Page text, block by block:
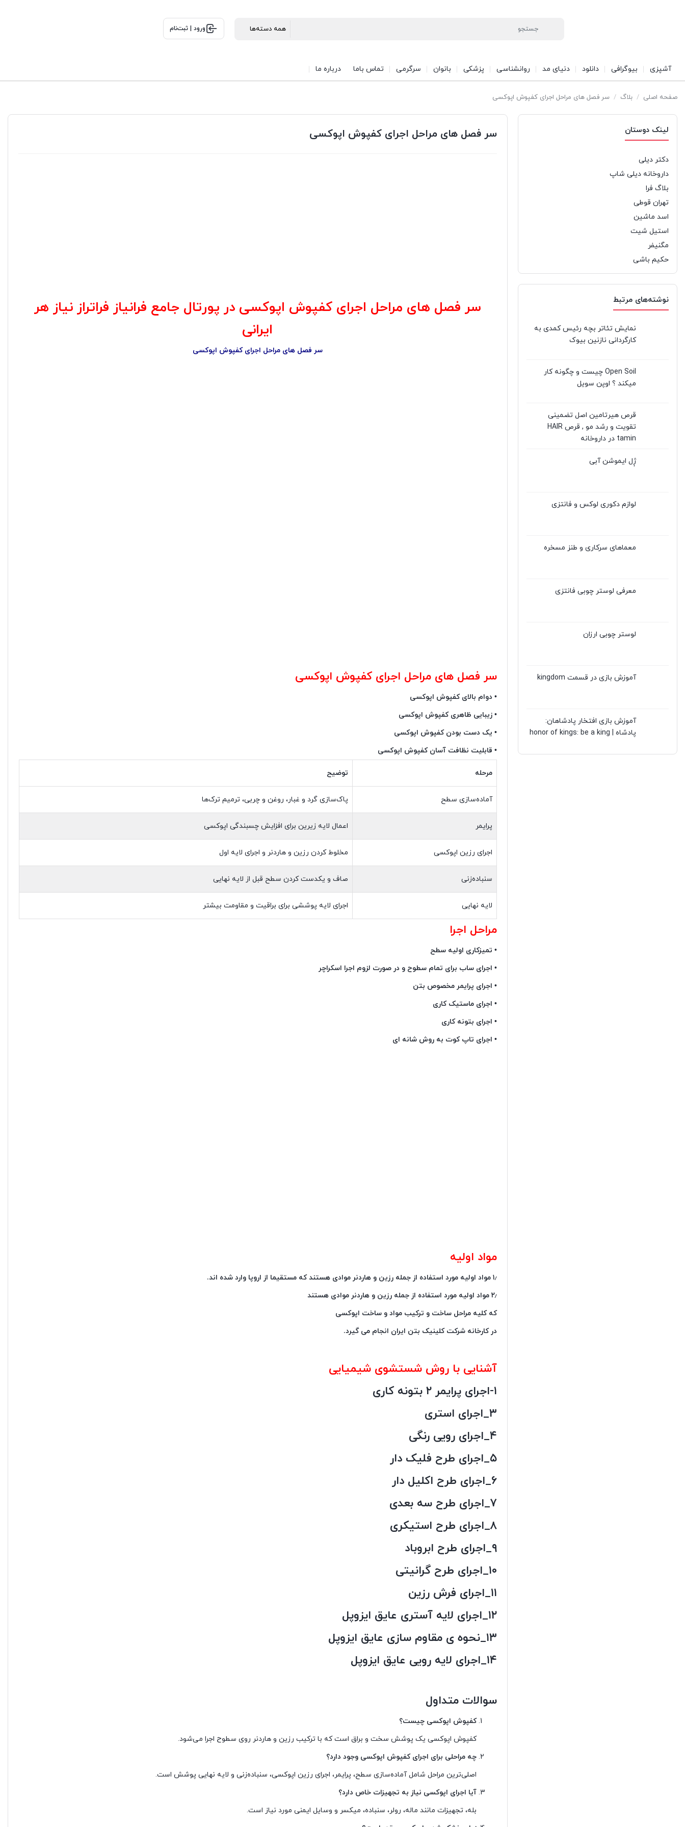
ورود | ثبت‌نام
آشپزی بیوگرافی دانلود دنیای مد روانشناسی پزشکی بانوان سرگرمی تماس باما درباره ما
صفحه اصلی / بلاگ / سر فصل های مراحل اجرای کفپوش اپوکسی
لینک دوستان
دکتر دیلی
داروخانه دیلی شاپ
بلاگ فرا
تهران قوطی
اسد ماشین
استیل شیت
مگنیفر
حکیم باشی
نوشته‌های مرتبط
نمایش تئاتر بچه رئیس کمدی به
کارگردانی نازنین بیوک
Open Soil چیست و چگونه کار
میکند ؟ اوپن سویل
قرص هیرتامین اصل تضمینی
تقویت و رشد مو , قرص HAIR
tamin در داروخانه
ژٖل ایموشن آبی
لوازم دکوری لوکس و فانتزی
معماهای سرکاری و طنز مسخره
معرفی لوستر چوبی فانتزی
لوستر چوبی ارزان
آموزش بازی در قسمت kingdom
آموزش بازی افتخار پادشاهان:
پادشاه | honor of kings: be a king
سر فصل های مراحل اجرای کفپوش اپوکسی
سر فصل های مراحل اجرای کفپوش اپوکسی در پورتال جامع فرانیاز فراتراز نیاز هر
ایرانی
سر فصل های مراحل اجرای کفپوش اپوکسی
سر فصل های مراحل اجرای کفپوش اپوکسی
• دوام بالای کفپوش اپوکسی
• زیبایی ظاهری کفپوش اپوکسی
• یک دست بودن کفپوش اپوکسی
• قابلیت نظافت آسان کفپوش اپوکسی
مرحله توضیح
آماده‌سازی سطح پاک‌سازی گرد و غبار، روغن و چربی، ترمیم ترک‌ها
پرایمر اعمال لایه زیرین برای افزایش چسبندگی اپوکسی
اجرای رزین اپوکسی مخلوط کردن رزین و هاردنر و اجرای لایه اول
سنباده‌زنی صاف و یکدست کردن سطح قبل از لایه نهایی
لایه نهایی اجرای لایه پوششی برای براقیت و مقاومت بیشتر
مراحل اجرا
• تمیزکاری اولیه سطح
• اجرای ساب برای تمام سطوح و در صورت لزوم اجرا اسکراچر
• اجرای پرایمر مخصوص بتن
• اجرای ماستیک کاری
• اجرای بتونه کاری
• اجرای تاپ کوت به روش شانه ای
مواد اولیه
۱٫ مواد اولیه مورد استفاده از جمله رزین و هاردنر موادی هستند که مستقیما از اروپا وارد شده اند.
۲٫ مواد اولیه مورد استفاده از جمله رزین و هاردنر موادی هستند
که کلیه مراحل ساخت و ترکیب مواد و ساخت اپوکسی
در کارخانه شرکت کلینیک بتن ایران انجام می گیرد.
آشنایی با روش شستشوی شیمیایی
۱-اجرای پرایمر ۲ بتونه کاری
۳_اجرای استری
۴_اجرای رویی رنگی
۵_اجرای طرح فلیک دار
۶_اجرای طرح اکلیل دار
۷_اجرای طرح سه بعدی
۸_اجرای طرح استیکری
۹_اجرای طرح ابروباد
۱۰_اجرای طرح گرانیتی
۱۱_اجرای فرش رزین
۱۲_اجرای لایه آستری عایق ایزوپل
۱۳_نحوه ی مقاوم سازی عایق ایزوپل
۱۴_اجرای لایه رویی عایق ایزوپل
سوالات متداول
کفپوش اپوکسی چیست؟
کفپوش اپوکسی یک پوشش سخت و براق است که با ترکیب رزین و هاردنر روی سطوح اجرا می‌شود.
چه مراحلی برای اجرای کفپوش اپوکسی وجود دارد؟
اصلی‌ترین مراحل شامل آماده‌سازی سطح، پرایمر، اجرای رزین اپوکسی، سنباده‌زنی و لایه نهایی پوشش است.
آیا اجرای اپوکسی نیاز به تجهیزات خاص دارد؟
بله، تجهیزات مانند ماله، رولر، سنباده، میکسر و وسایل ایمنی مورد نیاز است.